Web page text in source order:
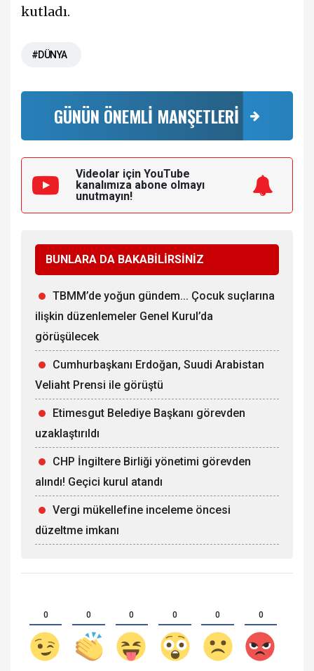
kutladı.
#DÜNYA
GÜNÜN ÖNEMLİ MANŞETLERİ
Videolar için YouTube
kanalımıza abone olmayı
unutmayın!
BUNLARA DA BAKABİLİRSİNİZ
TBMM’de yoğun gündem... Çocuk suçlarına
ilişkin düzenlemeler Genel Kurul’da
görüşülecek
Cumhurbaşkanı Erdoğan, Suudi Arabistan
Veliaht Prensi ile görüştü
Etimesgut Belediye Başkanı görevden
uzaklaştırıldı
CHP İngiltere Birliği yönetimi görevden
alındı! Geçici kurul atandı
Vergi mükellefine inceleme öncesi
düzeltme imkanı
0 0 0 0 0 0